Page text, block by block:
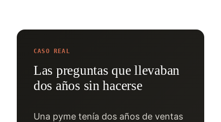
CASO REAL
Las preguntas que llevaban
dos años sin hacerse
Una pyme tenía dos años de ventas